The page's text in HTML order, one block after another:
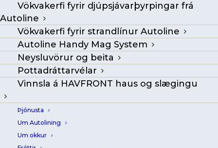
Vökvakerfi fyrir djúpsjávarþyrpingar frá
Autoline
Vökvakerfi fyrir strandlínur Autoline
Autoline Handy Mag System
Neysluvörur og beita
Pottadráttarvélar
Vinnsla á HAVFRONT haus og slægingu
Þjónusta
Um Autolining
Um okkur